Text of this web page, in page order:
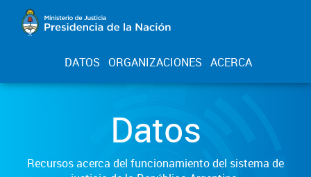
DATOS ORGANIZACIONES ACERCA
Datos
Recursos acerca del funcionamiento del sistema de